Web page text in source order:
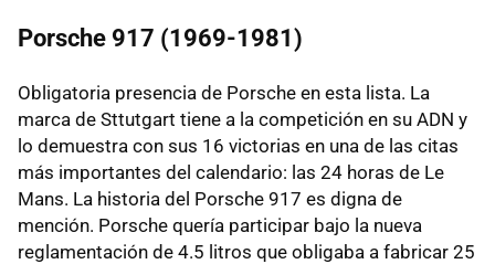
Porsche 917 (1969-1981)
Obligatoria presencia de Porsche en esta lista. La
marca de Sttutgart tiene a la competición en su ADN y
lo demuestra con sus 16 victorias en una de las citas
más importantes del calendario: las 24 horas de Le
Mans. La historia del Porsche 917 es digna de
mención. Porsche quería participar bajo la nueva
reglamentación de 4.5 litros que obligaba a fabricar 25